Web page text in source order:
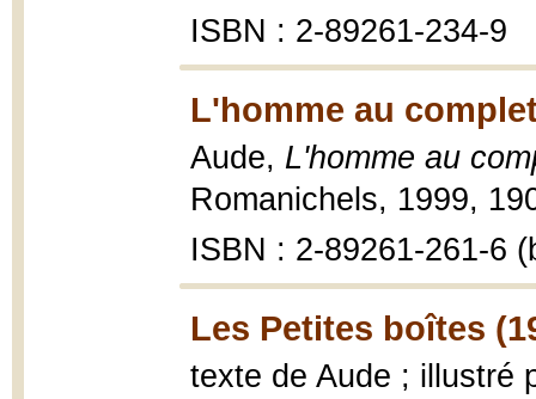
ISBN : 2-89261-234-9
L'homme au
Aude, L'homme au
Romanichels, 1999,
ISBN : 2-89261-261-6
Les Petites boîtes
texte de Aude ; illustré